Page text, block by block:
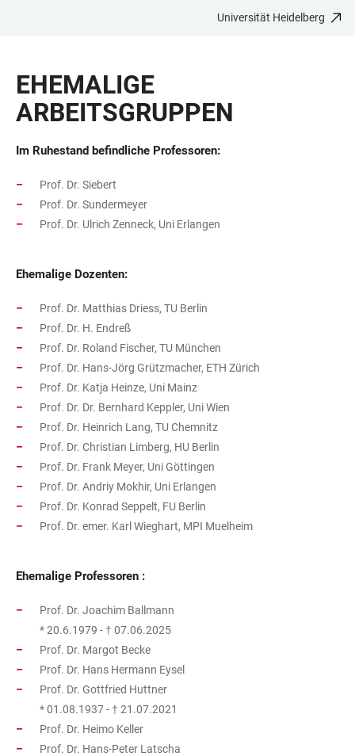
BARRIEREFREIHEIT
Universität Heidelberg
EHEMALIGE
ARBEITSGRUPPEN
Im Ruhestand befindliche Professoren:
Prof. Dr. Siebert
Prof. Dr. Sundermeyer
Prof. Dr. Ulrich Zenneck, Uni Erlangen
Ehemalige Dozenten:
Prof. Dr. Matthias Driess, TU Berlin
Prof. Dr. H. Endreß
Prof. Dr. Roland Fischer, TU München
Prof. Dr. Hans-Jörg Grützmacher, ETH Zürich
Prof. Dr. Katja Heinze, Uni Mainz
Prof. Dr. Dr. Bernhard Keppler, Uni Wien
Prof. Dr. Heinrich Lang, TU Chemnitz
Prof. Dr. Christian Limberg, HU Berlin
Prof. Dr. Frank Meyer, Uni Göttingen
Prof. Dr. Andriy Mokhir, Uni Erlangen
Prof. Dr. Konrad Seppelt, FU Berlin
Prof. Dr. emer. Karl Wieghart, MPI Muelheim
Ehemalige Professoren :
Prof. Dr. Joachim Ballmann
* 20.6.1979 - † 07.06.2025
Prof. Dr. Margot Becke
Prof. Dr. Hans Hermann Eysel
Prof. Dr. Gottfried Huttner
* 01.08.1937 - † 21.07.2021
Prof. Dr. Heimo Keller
Prof. Dr. Hans-Peter Latscha